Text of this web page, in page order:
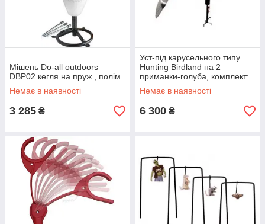
Мішень Do-all outdoors
DBP02 кегля на пруж., полім.
Немає в наявності
3 285 ₴
Уст-під карусельного типу
Hunting Birdland на 2
приманки-голуба, комплект:
батареї, кабель 15 метрів, 5-
ти
Немає в наявності
6 300 ₴